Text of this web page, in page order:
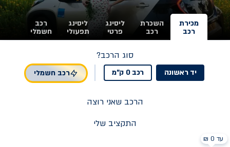
מכירת
רכב
השכרת
רכב
ליסינג
פרטי
ליסינג
תפעולי
רכב
חשמלי
סוג הרכב?
יד ראשונה רכב 0 ק"מ רכב חשמלי
הרכב שאני רוצה
התקציב שלי
עד 0 ₪